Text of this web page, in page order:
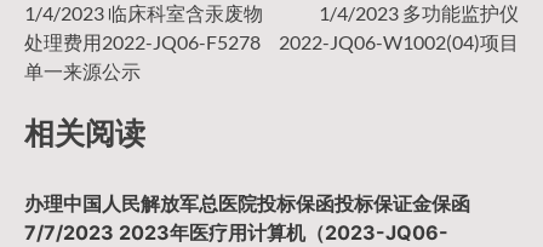
章
导
1/4/2023 临床科室含汞废物
处理费用2022-JQ06-F5278
单一来源公示
1/4/2023 多功能监护仪
2022-JQ06-W1002(04)项目
相关阅读
办理中国人民解放军总医院投标保函投标保证金保函
7/7/2023 2023年医疗用计算机（2023-JQ06-